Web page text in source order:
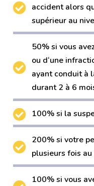
accident alors
supérieur au
50% si vous
ou d‘une
ayant conduit à
durant 2 à 6
100% si la
200% si votre
plusieurs fois au
100% si vous